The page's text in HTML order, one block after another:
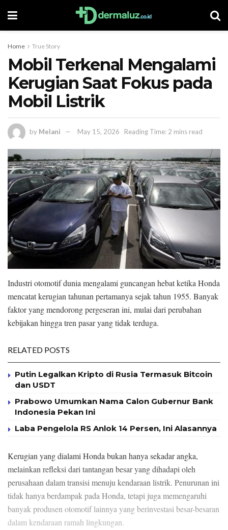
Home True Story
Mobil Terkenal Mengalami
Kerugian Saat Fokus pada
Mobil Listrik
by Melani May 15, 2026 Reading Time: 2 mins read
Industri otomotif dunia mengalami guncangan hebat ketika Honda
mencatat kerugian tahunan pertamanya sejak tahun 1955. Banyak
faktor yang mendorong pergeseran ini, mulai dari perubahan
kebijakan hingga tren pasar yang tidak terduga.
RELATED POSTS
Putin Legalkan Kripto di Rusia Termasuk Bitcoin
dan USDT
Prabowo Umumkan Nama Calon Gubernur Bank
Indonesia Pekan Ini
Laba Pengelola RS Anlok 14 Persen, Ini Alasannya
Kerugian yang dialami Honda bukan hanya sekadar angka,
melainkan refleksi dari tantangan besar yang dihadapi oleh
perusahaan dalam transisi menuju kendaraan listrik. Penurunan ini
tidak hanya berdampak pada Honda, tetapi juga memengaruhi
banyak produsen otomotif lainnya yang berinvestasi besar-besaran
dalam kendaraan ramah lingkungan.